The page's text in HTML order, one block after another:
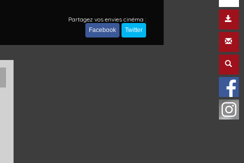
Partagez vos envies cinéma :
Facebook Twitter